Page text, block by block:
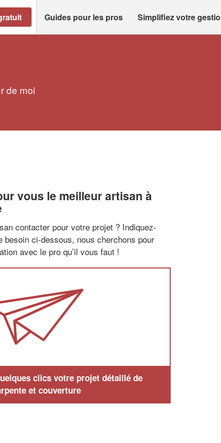
Guides pour les pros Simplifiez votre
de moi
vous le meilleur artisan à
contacter pour votre projet ? Indiquez-
besoin ci-dessous, nous cherchons pour
avec le pro qu’il vous faut !
clics votre projet détaillé de
et couverture